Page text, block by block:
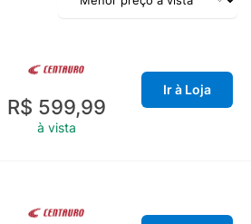
R$ 599,99
à vista
Ir à Loja